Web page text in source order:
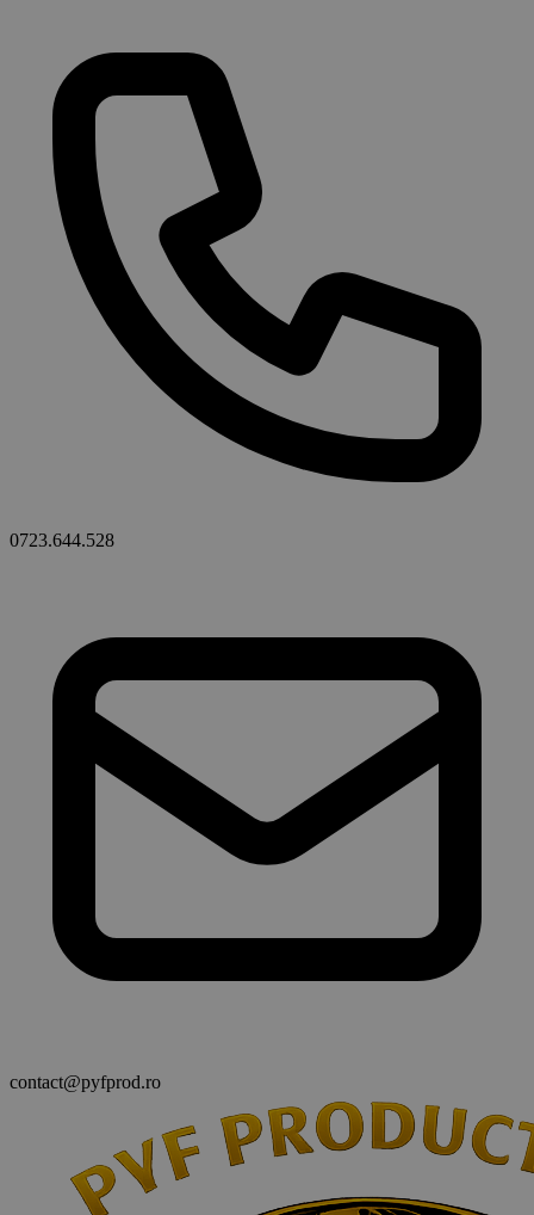
0723.644.528
contact@pyfprod.ro